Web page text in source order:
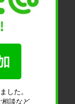
した。
相談など